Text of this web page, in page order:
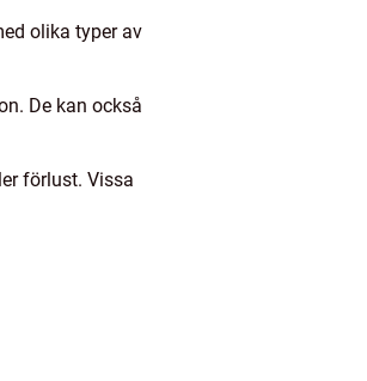
olika typer av
De kan också
förlust. Vissa